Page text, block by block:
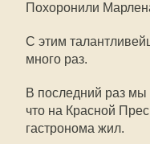
Похоронили
С этим
много раз.
В последний раз
что на Красной
гастронома жил.